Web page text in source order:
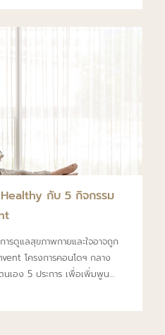
วยให้คุณตัดสินใจอย่างแม่นยำ
กับ 5 กิจกรรม
ารดูแลสุขภาพกายและใจอาจถูก
โครงการคอนโดฯ กลาง
นเอง 5 ประการ เพื่อเพิ่มพูน
าเพื่อเติมเต็มความสุขในทุก